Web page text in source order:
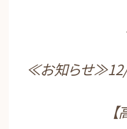
13-
≪お知らせ
【高性能